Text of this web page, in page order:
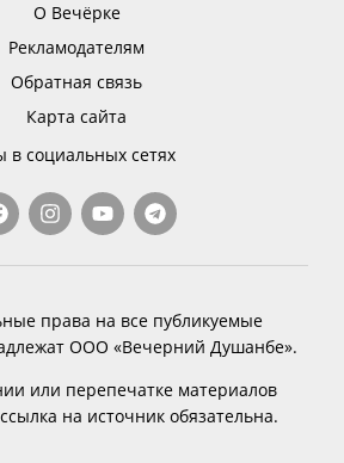
О Вечёрке
Рекламодателям
Обратная связь
Карта сайта
в социальных сетях
права на все публикуемые
ООО «Вечерний Душанбе».
или перепечатке материалов
на источник обязательна.